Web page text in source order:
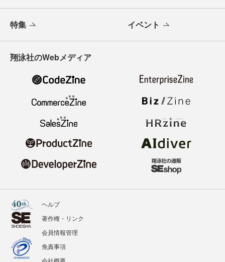
特集 イベント
翔泳社のWebメディア
ヘルプ
著作権・リンク
会員情報管理
免責事項
会社概要